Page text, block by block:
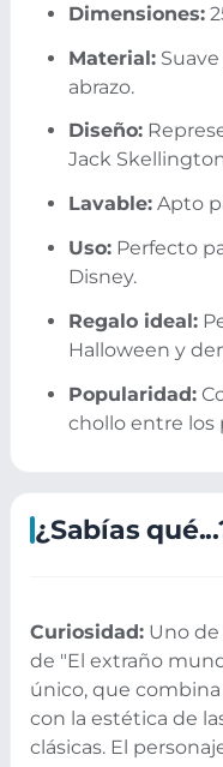
Dimensiones:
Material:
abrazo.
Diseño:
Jack
Lavable: Apto
Uso: Perfecto
Disney.
Regalo ideal:
Halloween y
Popularidad:
chollo entre los
¿Sabías
Curiosidad: Uno
de "El extraño
único, que
con la estética de
clásicas. El